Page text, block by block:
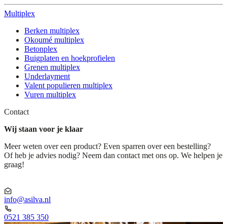
Multiplex
Berken multiplex
Okoumé multiplex
Betonplex
Buigplaten en hoekprofielen
Grenen multiplex
Underlayment
Valent populieren multiplex
Vuren multiplex
Contact
Wij staan voor je klaar
Meer weten over een product? Even sparren over een bestelling?
Of heb je advies nodig? Neem dan contact met ons op. We helpen je
graag!
info@asilva.nl
0521 385 350